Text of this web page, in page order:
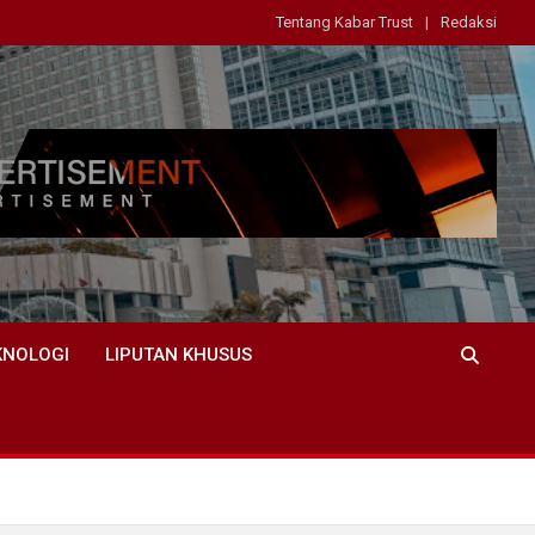
Tentang Kabar Trust Redaksi
LIPUTAN KHUSUS